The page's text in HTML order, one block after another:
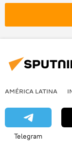
AMÉRICA LATINA
Telegram